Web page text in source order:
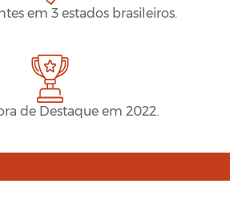
em 3 estados brasileiros.
de Destaque em 2022.